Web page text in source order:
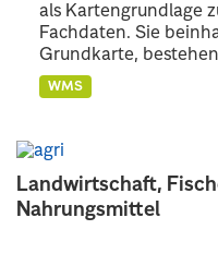
Landwirtschaft,
Nahrungsmittel
als Kartengrundlage
Fachdaten. Sie
Grundkarte,
WMS